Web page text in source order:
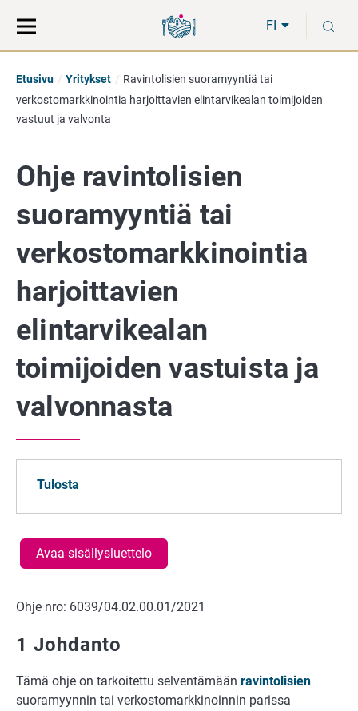
suoraan
sisältöön
koko
sivuston
FI
Etusivu Yritykset
Ravintolisien suoramyyntiä tai
verkostomarkkinointia harjoittavien elintarvikealan toimijoiden
vastuut ja valvonta
Ohje ravintolisien
suoramyyntiä tai
verkostomarkkinointia
harjoittavien
elintarvikealan
toimijoiden vastuista ja
valvonnasta
Tulosta
Avaa sisällysluettelo
Ohje nro: 6039/04.02.00.01/2021
1 Johdanto
Tämä ohje on tarkoitettu selventämään ravintolisien
suoramyynnin tai verkostomarkkinoinnin parissa